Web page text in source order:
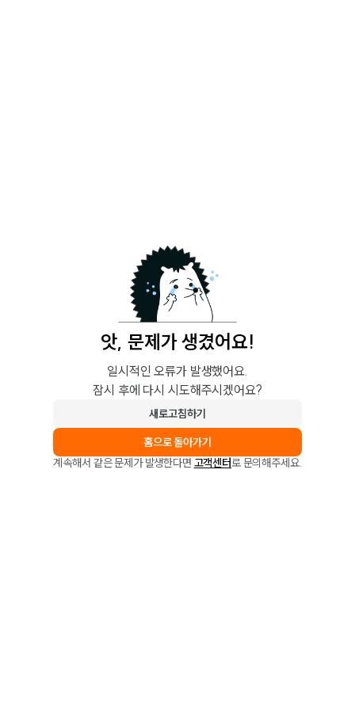
앗, 문제가 생겼어요!
일시적인 오류가 발생했어요.
잠시 후에 다시 시도해주시겠어요?
새로고침하기
홈으로 돌아가기
계속해서 같은 문제가 발생한다면 고객센터로 문의해주세요.